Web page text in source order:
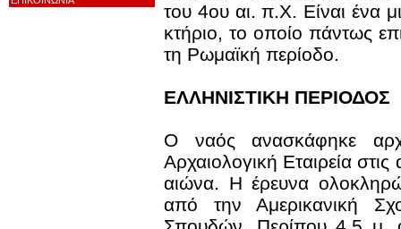
του 4ου αι. π.Χ. Είναι ένα
κτήριο, το οποίο πάντως
τη Ρωμαϊκή περίοδο.
ΕΛΛΗΝΙΣΤΙΚΗ ΠΕΡΙΟΔΟΣ
Ο ναός ανασκάφηκε
Αρχαιολογική Εταιρεία
αιώνα. Η έρευνα
από την Αμερικανική